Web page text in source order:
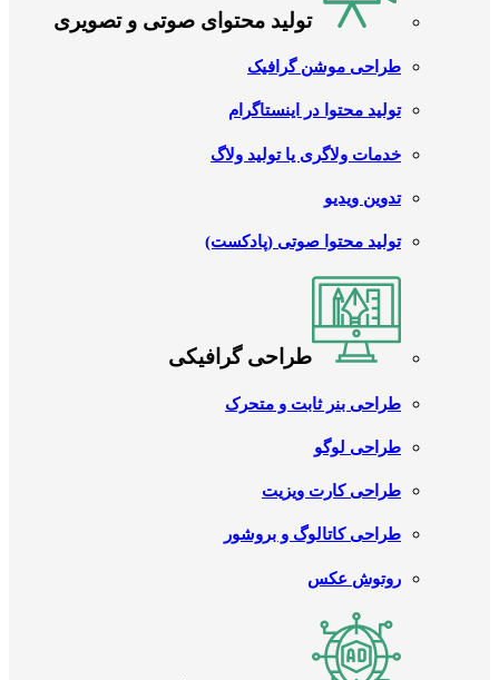
تولید محتوای صوتی و تصویری
طراحی موشن گرافیک
تولید محتوا در اینستاگرام
خدمات ولاگری یا تولید ولاگ
تدوین ویدیو
تولید محتوا صوتی (پادکست)
طراحی گرافیکی
طراحی بنر ثابت و متحرک
طراحی لوگو
طراحی کارت ویزیت
طراحی کاتالوگ و بروشور
روتوش عکس